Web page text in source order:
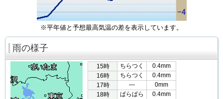
※平年値と予想最高気温の差を表示しています。
雨の様子
15時 ちらつく
0.4mm
16時
ちらつく
0.4mm
17時
―
0mm
18時
ぱらぱら
0.4mm